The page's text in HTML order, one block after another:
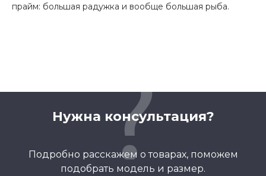
прайм: большая радужка и вообще большая рыба.
Нужна консультация?
Подробно расскажем о товарах, поможем
подобрать модель и размер.